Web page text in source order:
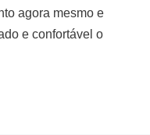
agora mesmo e
e confortável o